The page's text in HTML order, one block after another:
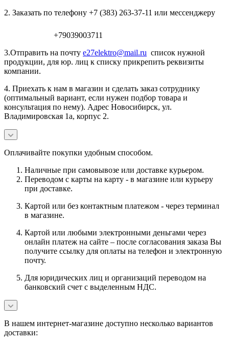
2. Заказать по телефону +7 (383) 263-37-11 или мессенджеру
+79039003711
3.Отправить на почту e27elektro@mail.ru список нужной
продукции, для юр. лиц к списку прикрепить реквизиты
компании.
4. Приехать к нам в магазин и сделать заказ сотруднику
(оптимальный вариант, если нужен подбор товара и
консультация по нему). Адрес Новосибирск, ул.
Владимировская 1а, корпус 2.
Оплачивайте покупки удобным способом.
Наличные при самовывозе или доставке курьером.
Переводом с карты на карту - в магазине или курьеру
при доставке.
Картой или без контактным платежом - через терминал
в магазине.
Картой или любыми электронными деньгами через
онлайн платеж на сайте – после согласования заказа Вы
получите ссылку для оплаты на телефон и электронную
почту.
Для юридических лиц и организаций переводом на
банковский счет с выделенным НДС.
В нашем интернет-магазине доступно несколько вариантов
доставки: